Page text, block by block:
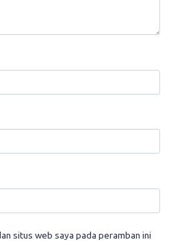
situs web saya pada peramban ini